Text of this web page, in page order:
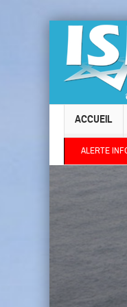
ACCUEIL
ALERTE
: les réponses du